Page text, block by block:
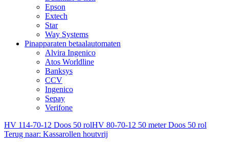
Epson
Extech
Star
Way Systems
Pinapparaten betaalautomaten
Alvira Ingenico
Atos Worldline
Banksys
CCV
Ingenico
Sepay
Verifone
HV 114-70-12 Doos 50 rolHV 80-70-12 50 meter Doos 50 rol
Terug naar: Kassarollen houtvrij